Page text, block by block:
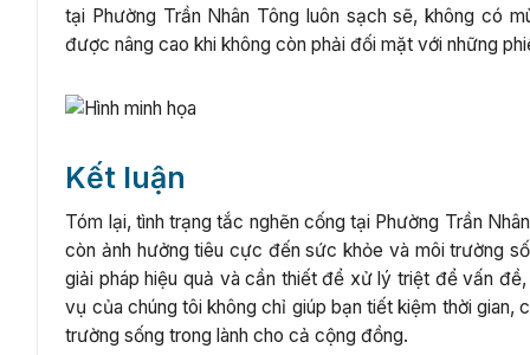
tại Phường Trần Nhân Tông luôn sạch sẽ, không có
được nâng cao khi không còn phải đối mặt với những
Kết luận
Tóm lại, tình trạng tắc nghẽn cống tại Phường Trần
còn ảnh hưởng tiêu cực đến sức khỏe và môi trường
giải pháp hiệu quả và cần thiết để xử lý triệt để vấn
vụ của chúng tôi không chỉ giúp bạn tiết kiệm thời
trường sống trong lành cho cả cộng đồng.